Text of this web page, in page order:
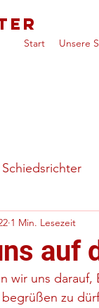
Start Unsere
auf
1 Min. Lesezeit
wir uns
zu